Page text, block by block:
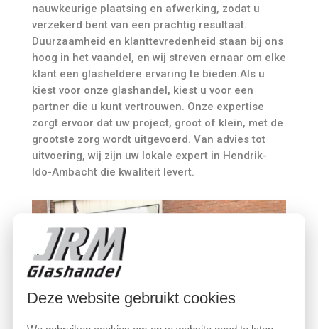
nauwkeurige plaatsing en afwerking, zodat u
verzekerd bent van een prachtig resultaat.
Duurzaamheid en klanttevredenheid staan bij ons
hoog in het vaandel, en wij streven ernaar om elke
klant een glasheldere ervaring te bieden.Als u
kiest voor onze glashandel, kiest u voor een
partner die u kunt vertrouwen. Onze expertise
zorgt ervoor dat uw project, groot of klein, met de
grootste zorg wordt uitgevoerd. Van advies tot
uitvoering, wij zijn uw lokale expert in Hendrik-
Ido-Ambacht die kwaliteit levert.
Deze website gebruikt cookies